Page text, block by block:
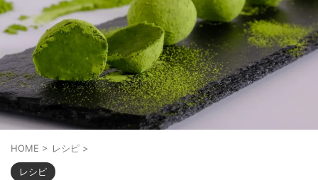
HOME > レシピ >
レシピ